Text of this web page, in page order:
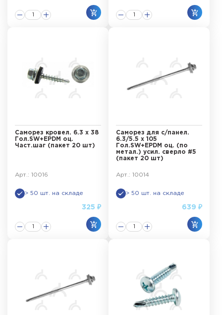
Саморез кровел. 6.3 х 38
Гол.SW+EPDM оц.
Част.шаг (пакет 20 шт)
Арт.: 10016
> 50 шт. на складе
325 ₽
Саморез для с/панел.
6.3/5.5 х 105
Гол.SW+EPDM оц. (по
метал.) усил. сверло #5
(пакет 20 шт)
Арт.: 10014
> 50 шт. на складе
639 ₽